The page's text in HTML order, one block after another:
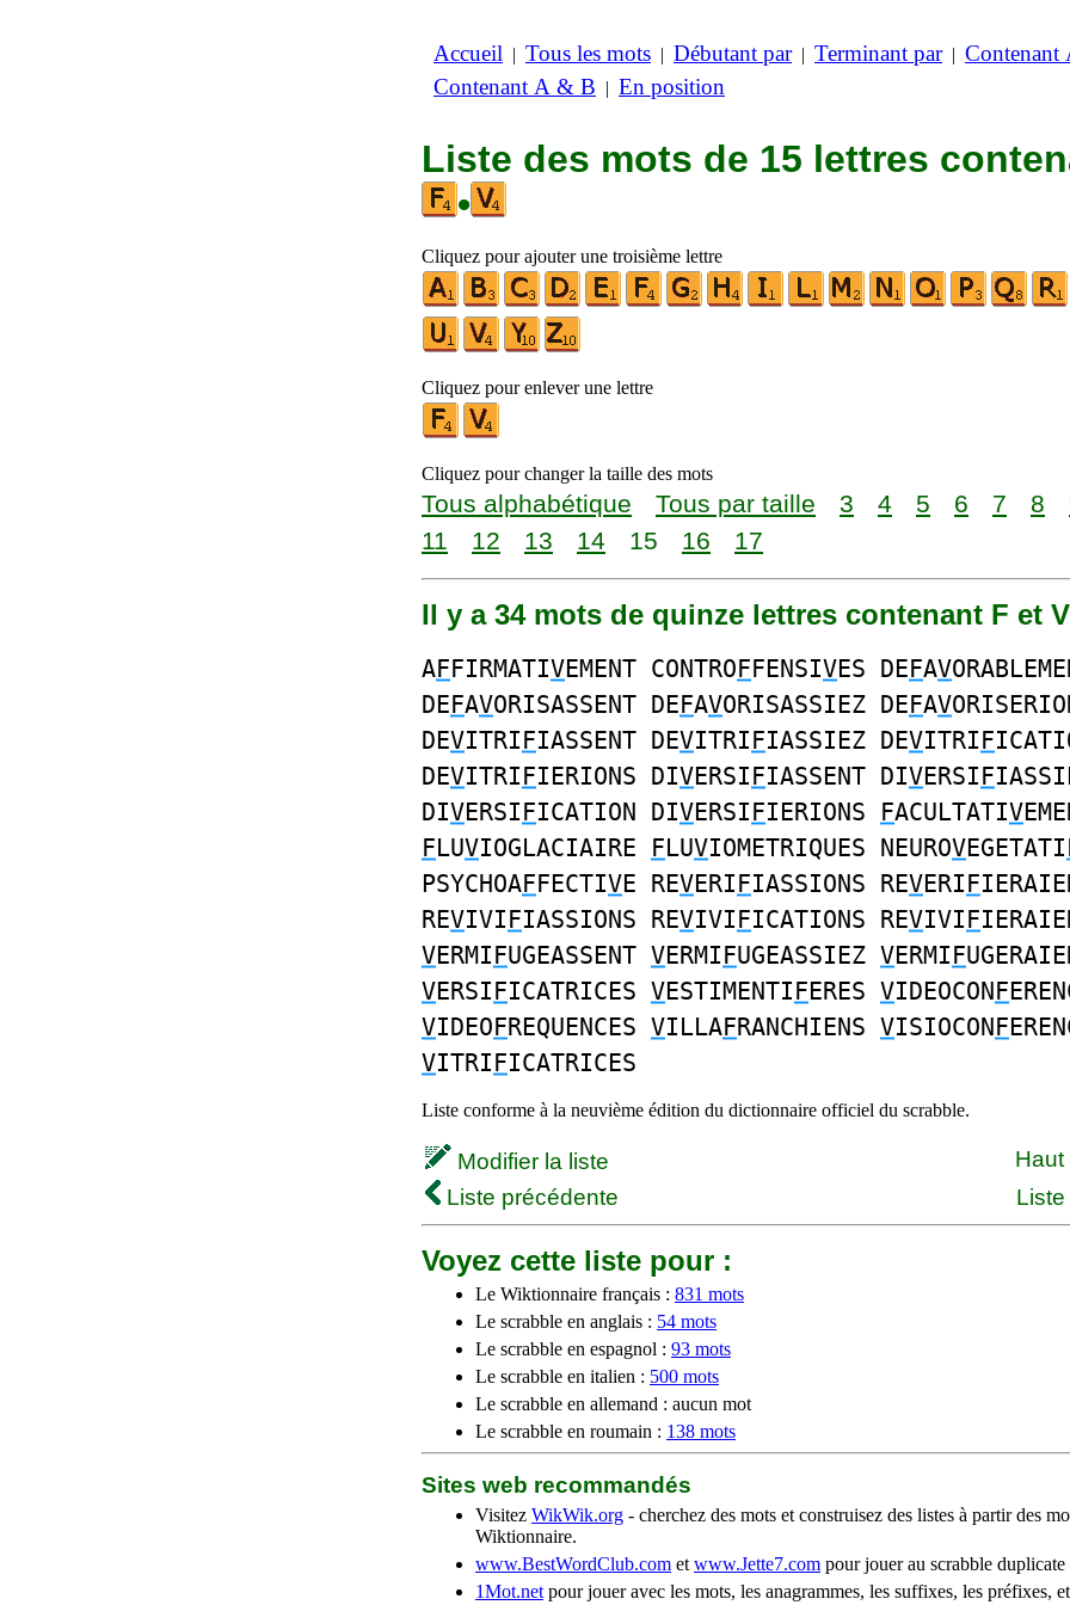
Accueil | Tous les mots | Débutant par| Terminant par| Contenant
Contenant A & B | En position
Liste des mots de 15 lettres
•
Cliquez pour ajouter une troisième lettre
Cliquez pour enlever une lettre
Cliquez pour changer la taille des mots
Tous alphabétique Tous par taille 3 4 5 6 7 8
11
12 13 14 15 16 17
Il y a 34 mots de quinze lettres contenant F et V
AFFIRMATIVEMENT CONTROFFENSIVES DEFAV
DEFAVORISASSENT DEFAVORISASSIEZ DEFAV
DEVITRIFIASSENT DEVITRIFIASSIEZ DEVITRIF
DEVITRIFIERIONS DIVERSIFIASSENT DIVERSIF
DIVERSIFICATION DIVERSIFIERIONS FACULTATIV
FLUVIOGLACIAIRE FLUVIOMETRIQUES NEUROVEGETATI
PSYCHOAFFECTIVE REVERIFIASSIONS REVERIF
REVIVIFIASSIONS REVIVIFICATIONS REVIVIF
VERMIFUGEASSENT VERMIFUGEASSIEZ VERMIF
VERSIFICATRICES VESTIMENTIFERES VIDEOCONF
VIDEOFREQUENCES VILLAFRANCHIENS VISIOCONF
VITRIFICATRICES
Liste conforme à la neuvième édition du dictionnaire officiel du scrabble.
Modifier la liste
Haut
Liste précédente
Voyez cette liste pour :
Le Wiktionnaire français : 831 mots
Le scrabble en anglais : 54 mots
Le scrabble en espagnol : 93 mots
Le scrabble en italien : 500 mots
Le scrabble en allemand : aucun mot
Le scrabble en roumain : 138 mots
Sites web recommandés
Visitez WikWik.org - cherchez des mots et construisez des listes à partir des
Wiktionnaire.
www.BestWordClub.com et www.Jette7.com pour jouer au scrabble duplicate
1Mot.net pour jouer avec les mots, les anagrammes, les suffixes, les préfixes,